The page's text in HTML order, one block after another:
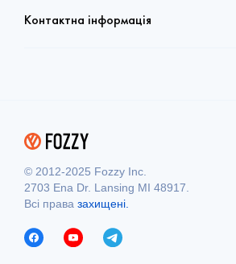
Контактна інформація
© 2012-2025 Fozzy Inc.
2703 Ena Dr. Lansing MI 48917.
Всі права захищені.